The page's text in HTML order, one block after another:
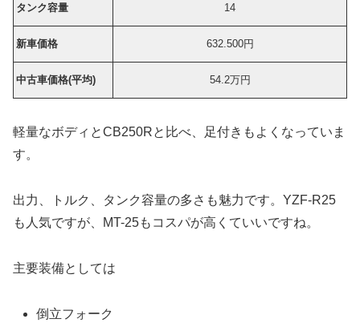
タンク容量 14
新車価格 632.500円
中古車価格(平均) 54.2万円
軽量なボディとCB250Rと比べ、足付きもよくなっていま
す。
出力、トルク、タンク容量の多さも魅力です。 YZF-R25
も人気ですが、MT-25もコスパが高くていいですね。
主要装備としては
倒立フォーク